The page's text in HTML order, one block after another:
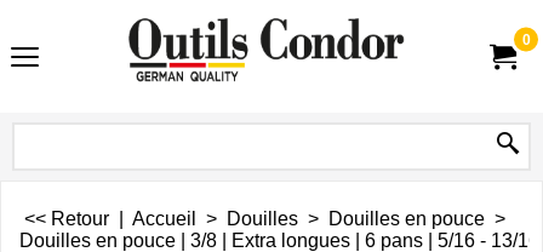
0
<< Retour Accueil > Douilles > Douilles en pouce >
Douilles en pouce | 3/8 | Extra longues | 6 pans | 5/16 - 13/